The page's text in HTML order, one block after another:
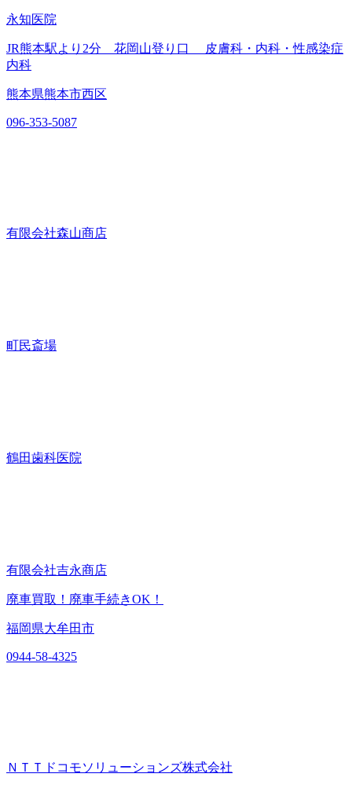
永知医院
JR熊本駅より2分 花岡山登り口 皮膚科・内科・性感染症
内科
熊本県熊本市西区
096-353-5087
有限会社森山商店
町民斎場
鶴田歯科医院
有限会社吉永商店
廃車買取！廃車手続きOK！
福岡県大牟田市
0944-58-4325
ＮＴＴドコモソリューションズ株式会社